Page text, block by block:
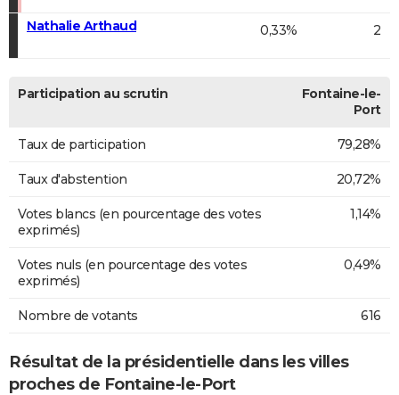
Nathalie Arthaud 0,33% 2
Participation au scrutin
Fontaine-le-
Port
Taux de participation 79,28%
Taux d'abstention 20,72%
Votes blancs (en pourcentage des votes
exprimés)
1,14%
Votes nuls (en pourcentage des votes
exprimés)
0,49%
Nombre de votants 616
Résultat de la présidentielle dans les villes
proches de Fontaine-le-Port